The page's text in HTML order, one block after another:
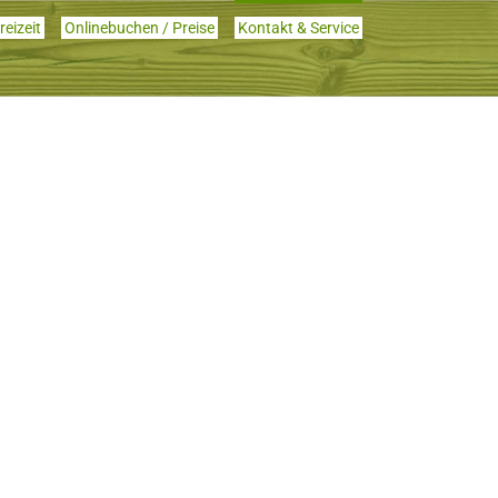
Onlinebuchen / Preise Kontakt & Service